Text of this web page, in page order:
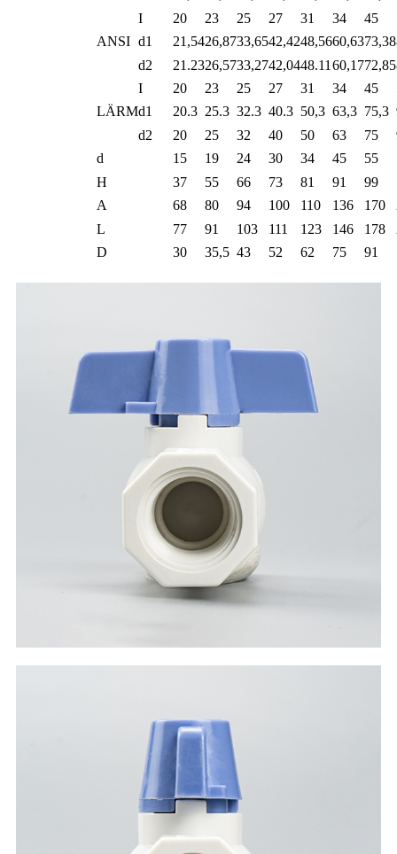
ANSI
I 20 23 25 27 31 34 45
d1
21,5426,8733,6542,4248,5660,6373,38
d2
21.2326,5733,2742,0448.11 60,1772,85
LÄRM
I 20 23 25 27 31 34 45
d1
20.3 25.3 32.3 40.3 50,3 63,3 75,3
d2
20 25 32 40 50 63 75
d
15 19 24 30 34 45 55
H
37 55 66 73 81 91 99
A
68 80 94 100 110 136 170
L
77 91 103 111 123 146 178
D
30 35,5 43 52 62 75 91